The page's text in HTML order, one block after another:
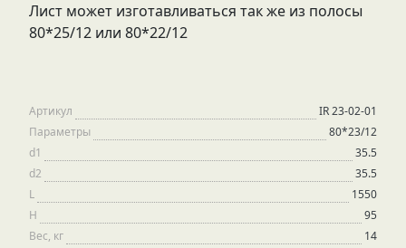
Лист может изготавливаться так же из полосы
80*25/12 или 80*22/12
Артикул
IR 23-02-01
Параметры
80*23/12
d1
35.5
d2
35.5
L
1550
H
95
Вес, кг
14